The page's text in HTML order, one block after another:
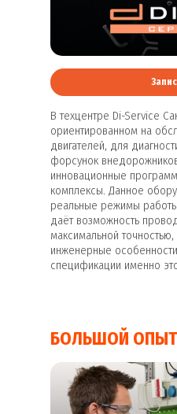
В техцентре Di-Service
ориентированном на
двигателей, для
форсунок
инновационные
комплексы. Данное
реальные режимы работы
даёт возможность
максимальной
инженерные
спецификации именно
БОЛЬШОЙ ОПЫТ